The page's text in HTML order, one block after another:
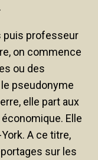
puis professeur
on commence
ou des
pseudonyme
elle part aux
Elle
A ce titre,
sur les